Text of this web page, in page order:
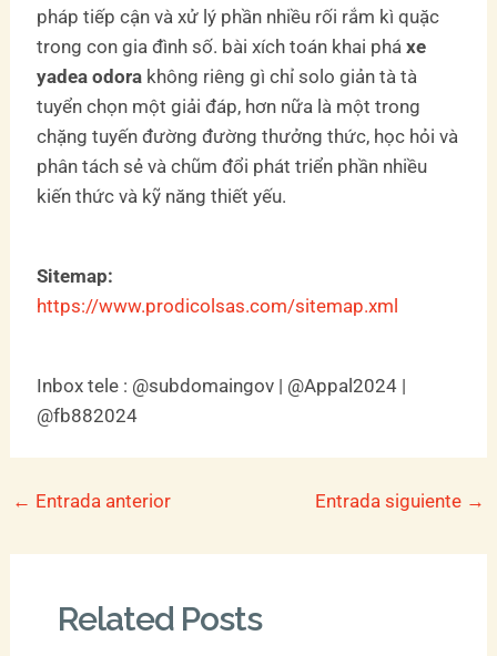
pháp tiếp cận và xử lý phần nhiều rối rắm kì quặc
trong con gia đình số. bài xích toán khai pháxe
yadea odora không riêng gì chỉ solo giản tà tà
tuyển chọn một giải đáp, hơn nữa là một trong
chặng tuyến đường đường thưởng thức, học hỏi và
phân tách sẻ và chũm đổi phát triển phần nhiều
kiến thức và kỹ năng thiết yếu.
Sitemap:
https://www.prodicolsas.com/sitemap.xml
Inbox tele : @subdomaingov | @Appal2024 |
@fb882024
← Entrada anterior Entrada siguiente →
Related Posts